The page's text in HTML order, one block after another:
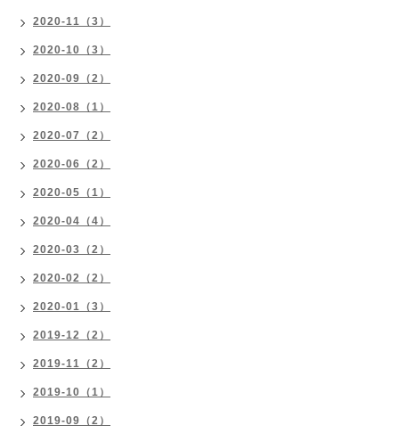
2020-11（3）
2020-10（3）
2020-09（2）
2020-08（1）
2020-07（2）
2020-06（2）
2020-05（1）
2020-04（4）
2020-03（2）
2020-02（2）
2020-01（3）
2019-12（2）
2019-11（2）
2019-10（1）
2019-09（2）